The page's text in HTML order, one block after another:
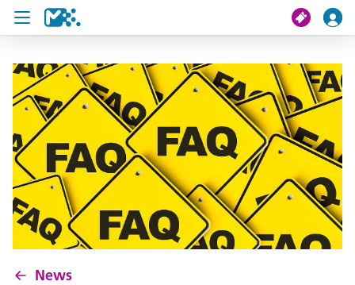
Crissa
Mi viac
Chertes de viac
U19 Pass
News
Servisc y cuntat
News